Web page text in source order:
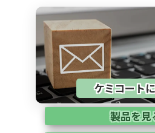
ケミコート
製品を見